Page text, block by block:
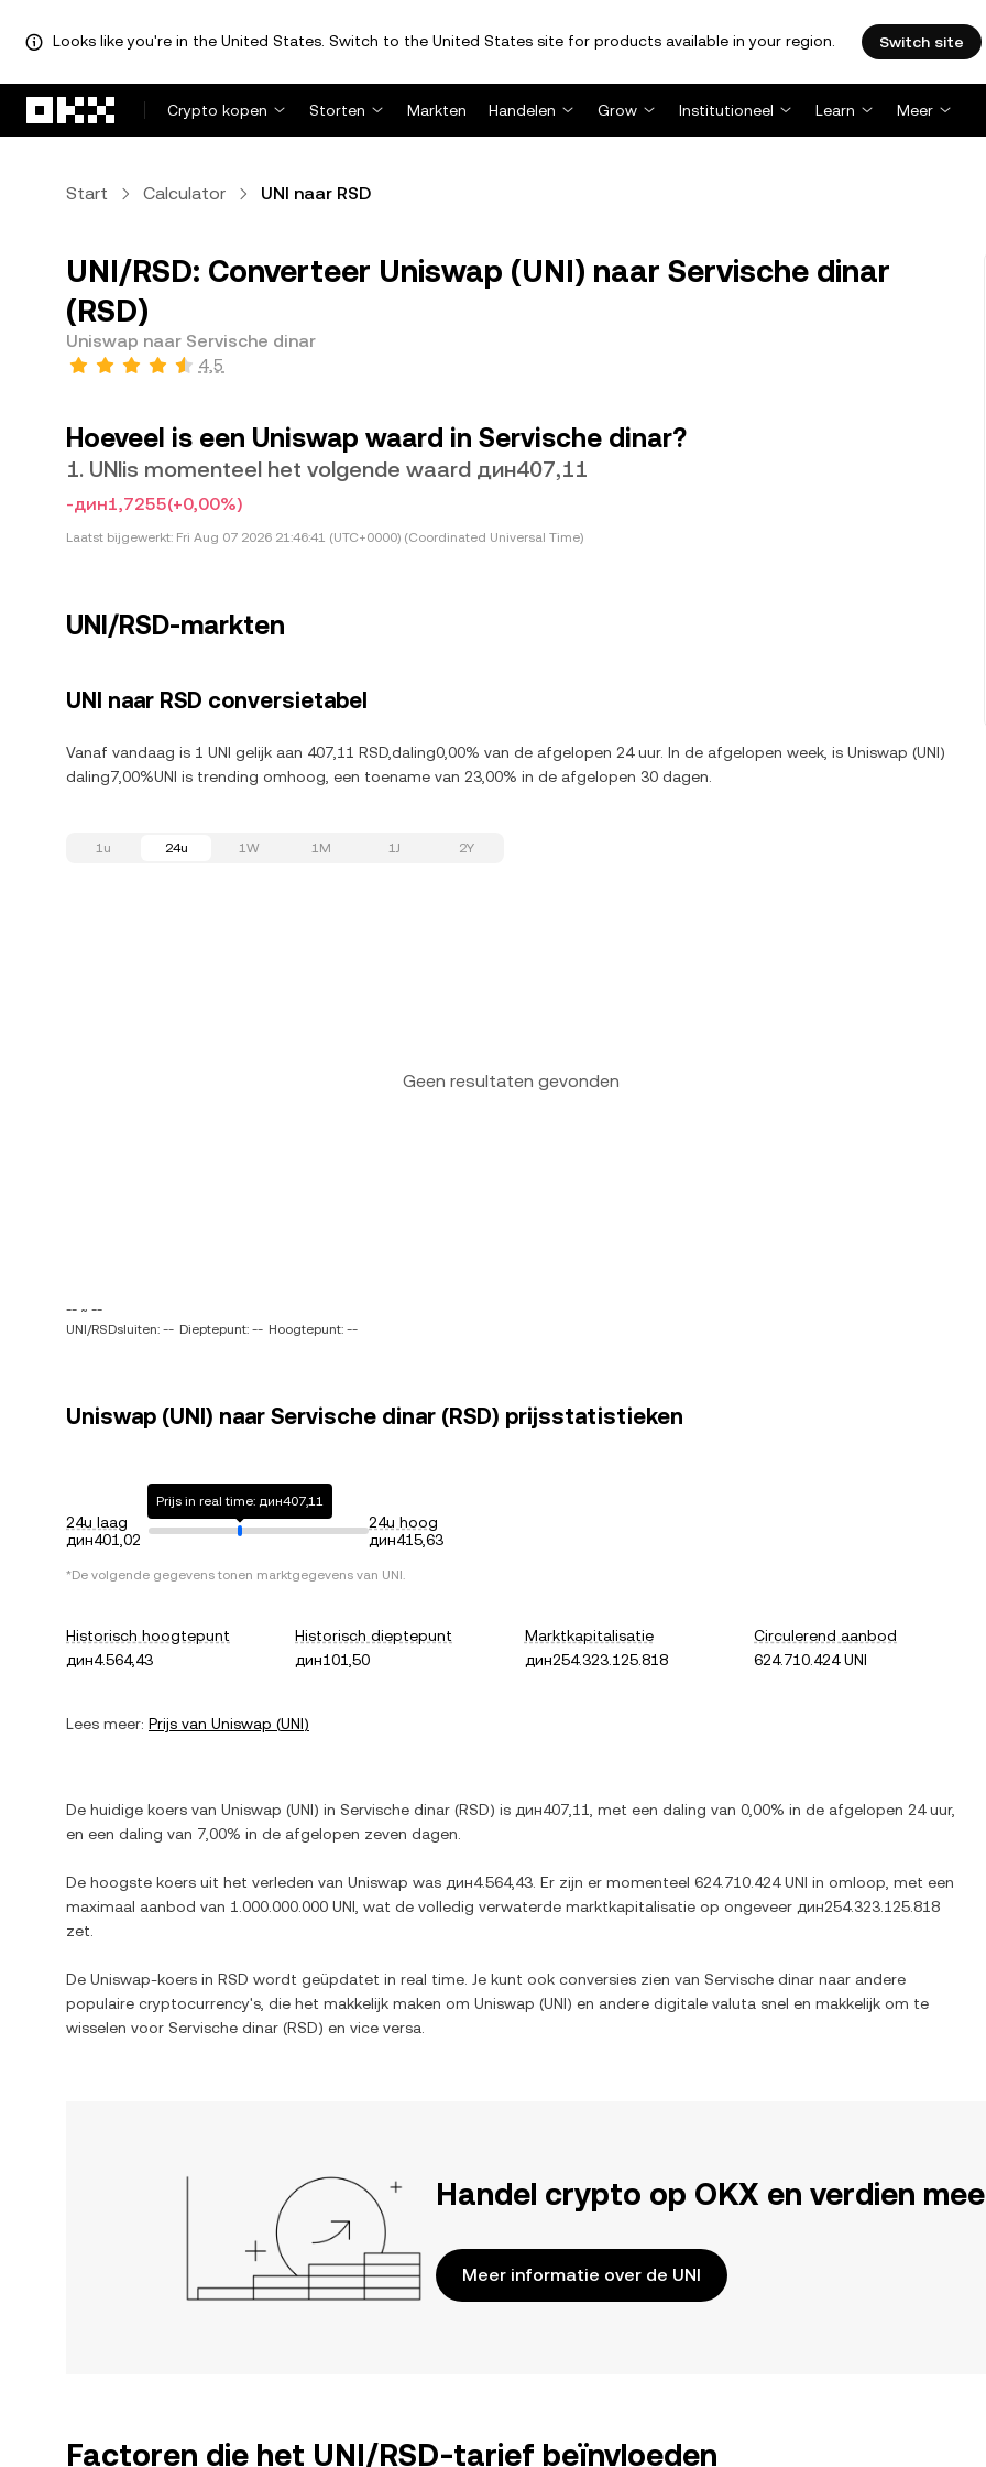
Looks like you're in the United States. Switch to the United States site for products available in your region. Switch site
Crypto kopen
Storten Markten Handelen Grow Institutioneel Learn Meer
Start Calculator UNI naar RSD
UNI/RSD: Converteer Uniswap (UNI) naar Servische dinar
(RSD)
Uniswap naar Servische dinar
4,5
Hoeveel is een Uniswap waard in Servische dinar?
1. UNIis momenteel het volgende waard дин407,11
-дин1,7255(+0,00%)
Laatst bijgewerkt: Fri Aug 07 2026 21:46:41 (UTC+0000) (Coordinated Universal Time)
UNI/RSD-markten
UNI naar RSD conversietabel
Vanaf vandaag is 1 UNI gelijk aan 407,11 RSD,daling0,00% van de afgelopen 24 uur. In de afgelopen week, is Uniswap (UNI)
daling7,00%UNI is trending omhoog, een toename van 23,00% in de afgelopen 30 dagen.
1u 24u 1W 1M 1J 2Y
Geen resultaten gevonden
-- ~ --
UNI/RSDsluiten: -- Dieptepunt: -- Hoogtepunt: --
Uniswap (UNI) naar Servische dinar (RSD) prijsstatistieken
24u laag
дин401,02
Prijs in real time: дин407,11
24u hoog
дин415,63
*De volgende gegevens tonen marktgegevens van UNI.
Historisch hoogtepunt
дин4.564,43
Historisch dieptepunt
дин101,50
Marktkapitalisatie
дин254.323.125.818
Circulerend aanbod
624.710.424 UNI
Lees meer: Prijs van Uniswap (UNI)
De huidige koers van Uniswap (UNI) in Servische dinar (RSD) is дин407,11 , met een daling van 0,00% in de afgelopen 24 uur,
en een daling van 7,00% in de afgelopen zeven dagen.
De hoogste koers uit het verleden van Uniswap was дин4.564,43 . Er zijn er momenteel 624.710.424 UNI in omloop, met een
maximaal aanbod van 1.000.000.000 UNI , wat de volledig verwaterde marktkapitalisatie op ongeveer дин254.323.125.818
zet.
De Uniswap-koers in RSD wordt geüpdatet in real time. Je kunt ook conversies zien van Servische dinar naar andere
populaire cryptocurrency's, die het makkelijk maken om Uniswap (UNI) en andere digitale valuta snel en makkelijk om te
wisselen voor Servische dinar (RSD) en vice versa.
Handel crypto op OKX en verdien
Meer informatie over de UNI
Factoren die het UNI/RSD-tarief beïnvloeden